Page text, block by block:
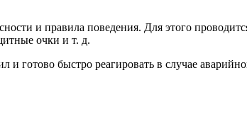
и правила поведения. Для этого
очки и т. д.
и готово быстро реагировать в случае